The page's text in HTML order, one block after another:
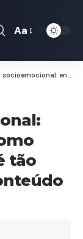
Font
Aa
como empatia e resiliência é tão importante quanto conteúdo acadêmico
tão